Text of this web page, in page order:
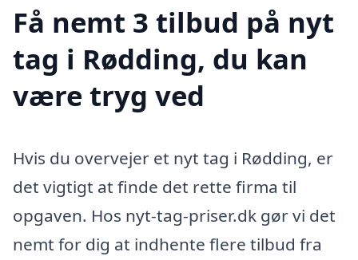
Få nemt 3 tilbud på nyt
tag i Rødding, du kan
være tryg ved
Hvis du overvejer et nyt tag i Rødding, er
det vigtigt at finde det rette firma til
opgaven. Hos nyt-tag-priser.dk gør vi det
nemt for dig at indhente flere tilbud fra